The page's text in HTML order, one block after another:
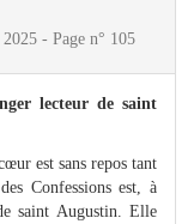
- Page n° 105
lecteur de saint
est sans repos tant
Confessions est, à
saint Augustin. Elle